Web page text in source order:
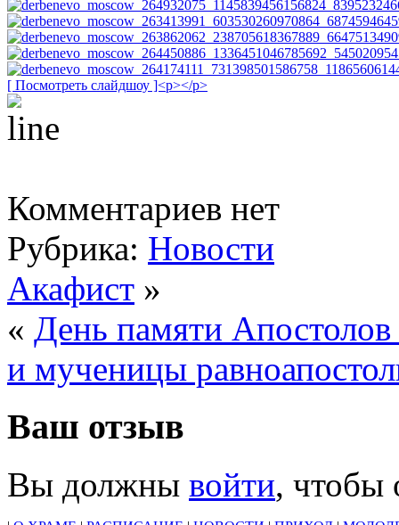
[ Посмотреть слайдшоу ]<p></p>
Комментариев нет
Рубрика: Новости
Акафист »
« День памяти
и мученицы
Ваш отзыв
Вы должны войти, чтобы